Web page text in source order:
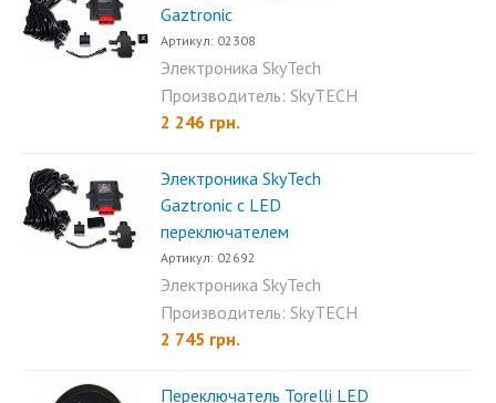
Gaztronic
Артикул: 02308
Электроника SkyTech
Gaztronic – это
инновационная...
Производитель: SkyTECH
2 246 грн.
Электроника SkyTech
Gaztronic с LED
переключателем
Артикул: 02692
Электроника SkyTech
Gaztronic – это
инновационная...
Производитель: SkyTECH
2 745 грн.
Переключатель Torelli LED